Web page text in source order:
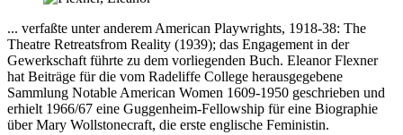
... verfaßte unter anderem American Playwrights, 1918-38: The
Theatre Retreatsfrom Reality (1939); das Engagement in der
Gewerkschaft führte zu dem vorliegenden Buch. Eleanor Flexner
hat Beiträge für die vom Radeliffe College herausgegebene
Sammlung Notable American Women 1609-1950 geschrieben und
erhielt 1966/67 eine Guggenheim-Fellowship für eine Biographie
über Mary Wollstonecraft, die erste englische Feministin.